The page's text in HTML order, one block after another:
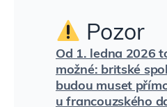
Pozor
Od 1. ledna 2026
možné: britské
budou muset
u francouzského